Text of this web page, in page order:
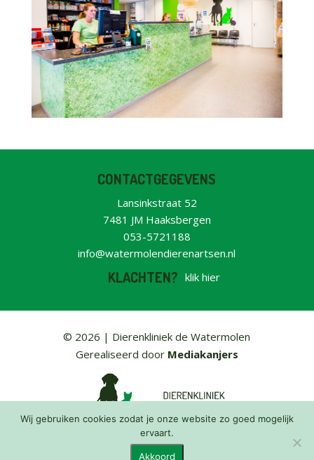
CONTACTGEGEVENS
Lansinkstraat 52
7481 JM Haaksbergen
053-5721188
info@watermolendierenartsen.nl
KLACHTEN? klik hier
© 2026 | Dierenkliniek de Watermolen
Gerealiseerd door Mediakanjers
Wij gebruiken cookies zodat je onze website zo goed mogelijk
ervaart.
Akkoord